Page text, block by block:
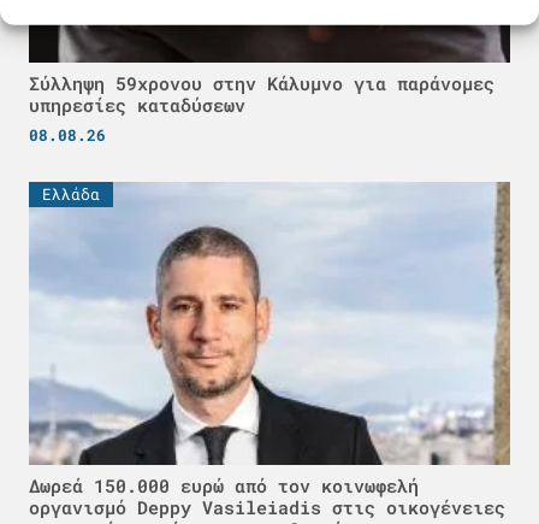
Σύλληψη 59χρονου στην Κάλυμνο για παράνομες
υπηρεσίες καταδύσεων
08.08.26
Ελλάδα
Δωρεά 150.000 ευρώ από τον κοινωφελή
οργανισμό Deppy Vasileiadis στις οικογένειες